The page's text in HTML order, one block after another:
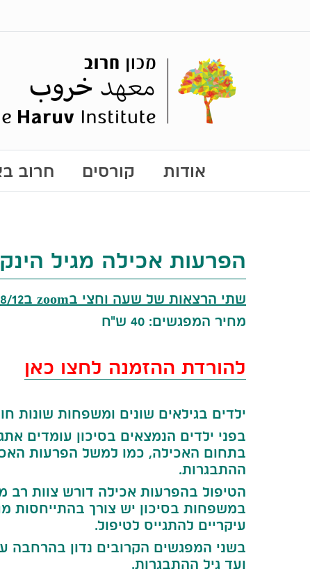
אודות קורסים חרוב
הפרעות אכילה מגיל
שתי הרצאות של שעה וחצי בzoom ב8/12, 22/12
מחיר המפגשים: 40 ש"ח
להורדת ההזמנה לחצו כאן
ילדים בגילאים שונים ומשפחות שונות
בפני ילדים הנמצאים בסיכון עומדים
בתחום האכילה, כמו למשל הפרעות
ההתבגרות.
הטיפול בהפרעות אכילה דורש צוות רב
במשפחות בסיכון יש צורך
עיקריים להתגייס לטיפול.
בשני המפגשים הקרובים נדון בהרחבה
ועד גיל ההתבגרות.